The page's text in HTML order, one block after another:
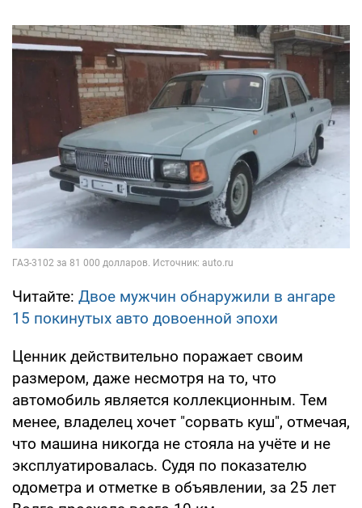
Читайте: Двое мужчин обнаружили в ангаре
15 покинутых авто довоенной эпохи
Ценник действительно поражает своим
размером, даже несмотря на то, что
автомобиль является коллекционным. Тем
менее, владелец хочет "сорвать куш", отмечая,
что машина никогда не стояла на учёте и не
эксплуатировалась. Судя по показателю
одометра и отметке в объявлении, за 25 лет